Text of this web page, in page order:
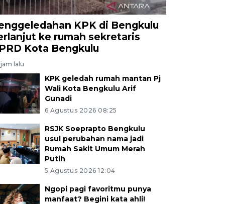
KPK di Bengkulu
ke rumah sekretaris
Kota Bengkulu
lalu
KPK geledah rumah mantan Pj
Wali Kota Bengkulu Arif
Gunadi
6 Agustus 2026 08:25
RSJK Soeprapto Bengkulu
usul perubahan nama jadi
Rumah Sakit Umum Merah
Putih
5 Agustus 2026 12:04
Ngopi pagi favoritmu punya
manfaat? Begini kata ahli!